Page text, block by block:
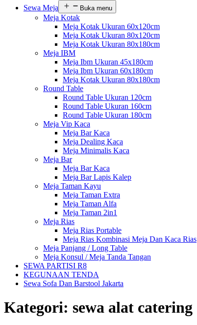
Sewa Meja
Buka menu
Meja Kotak
Meja Kotak Ukuran 60x120cm
Meja Kotak Ukuran 80x120cm
Meja Kotak Ukuran 80x180cm
Meja IBM
Meja Ibm Ukuran 45x180cm
Meja Ibm Ukuran 60x180cm
Meja Kotak Ukuran 80x180cm
Round Table
Round Table Ukuran 120cm
Round Table Ukuran 160cm
Round Table Ukuran 180cm
Meja Vip Kaca
Meja Bar Kaca
Meja Dealing Kaca
Meja Minimalis Kaca
Meja Bar
Meja Bar Kaca
Meja Bar Lapis Kalep
Meja Taman Kayu
Meja Taman Extra
Meja Taman Alfa
Meja Taman 2in1
Meja Rias
Meja Rias Portable
Meja Rias Kombinasi Meja Dan Kaca Rias
Meja Panjang / Long Table
Meja Konsul / Meja Tanda Tangan
SEWA PARTISI R8
KEGUNAAN TENDA
Sewa Sofa Dan Barstool Jakarta
Kategori: sewa alat catering